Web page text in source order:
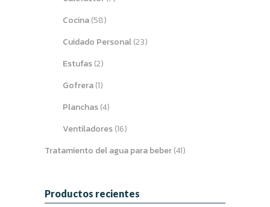
Cocina(58)
Cuidado Personal(23)
Estufas(2)
Gofrera(1)
Planchas(4)
Ventiladores(16)
Tratamiento del agua para beber(41)
Productos recientes